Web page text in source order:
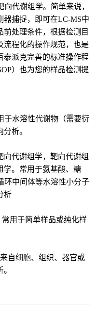
代谢组学。简单来说，
器捕捉，即可在LC-MS中
处理条件，根据检测目
流程化的操作规范，也是
泰派克完善的标准操作程
）也为您的样品检测提
于水溶性代谢物（需要衍
析。
向代谢组学，靶向代谢组
学。常用于氨基酸、糖
环中间体等水溶性小分子
析
常用于简单样品或纯化样
自细胞、组织、器官或